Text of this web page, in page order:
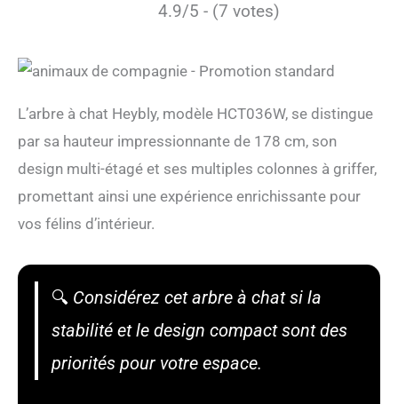
4.9/5 - (7 votes)
L’arbre à chat Heybly, modèle HCT036W, se distingue
par sa hauteur impressionnante de 178 cm, son
design multi-étagé et ses multiples colonnes à griffer,
promettant ainsi une expérience enrichissante pour
vos félins d’intérieur.
🔍 Considérez cet arbre à chat si la
stabilité et le design compact sont des
priorités pour votre espace.